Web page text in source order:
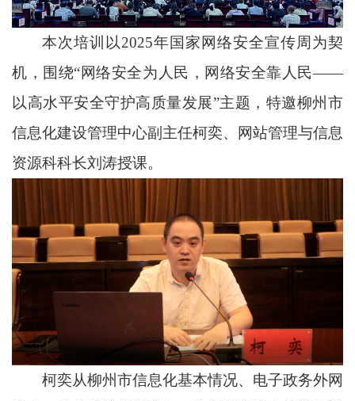
本次培训以2025年国家网络安全宣传周为契
机，围绕“网络安全为人民，网络安全靠人民——
以高水平安全守护高质量发展”主题，特邀柳州市
信息化建设管理中心副主任柯奕、网站管理与信息
资源科科长刘涛授课。
柯奕从柳州市信息化基本情况、电子政务外网